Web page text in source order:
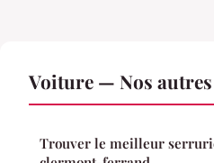
Voiture — Nos
Trouver le meilleur